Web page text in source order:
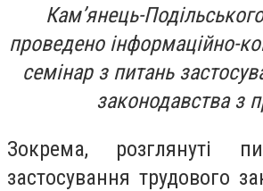
Кам’янець-
проведено інформаційно-
семінар з питань
законодавства з
Зокрема, розглянуті
застосування трудового